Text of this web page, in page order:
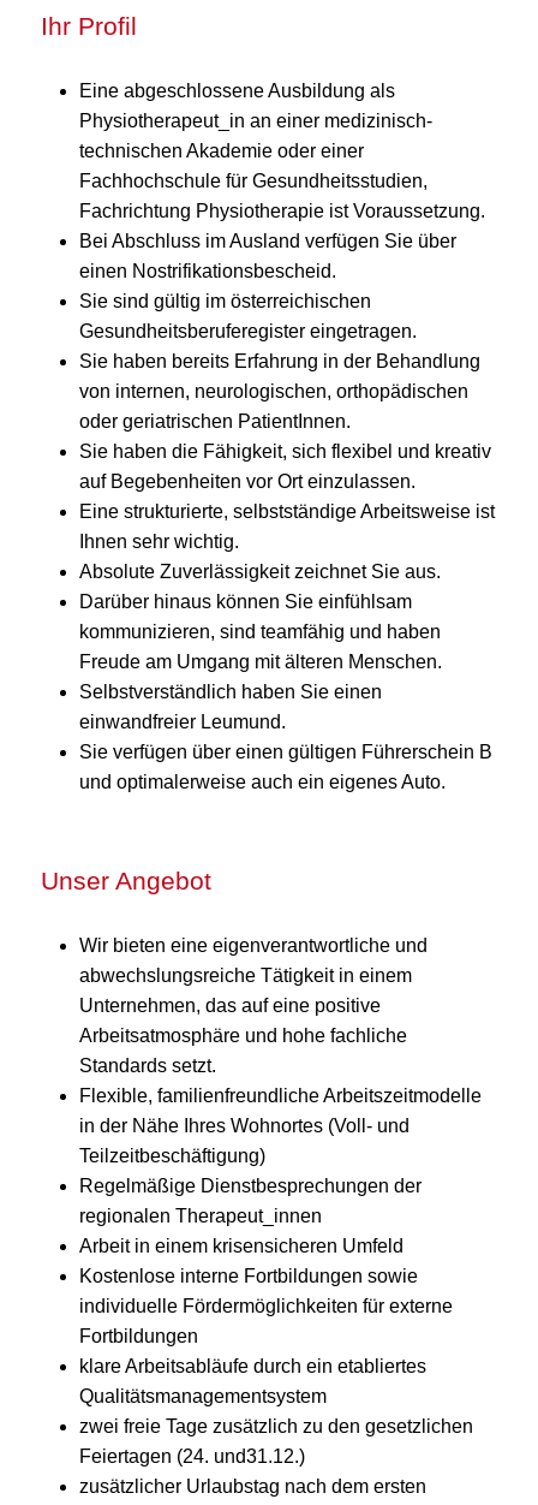
Ihr Profil
Eine abgeschlossene Ausbildung als
Physiotherapeut_in an einer medizinisch-
technischen Akademie oder einer
Fachhochschule für Gesundheitsstudien,
Fachrichtung Physiotherapie ist Voraussetzung.
Bei Abschluss im Ausland verfügen Sie über
einen Nostrifikationsbescheid.
Sie sind gültig im österreichischen
Gesundheitsberuferegister eingetragen.
Sie haben bereits Erfahrung in der Behandlung
von internen, neurologischen, orthopädischen
oder geriatrischen PatientInnen.
Sie haben die Fähigkeit, sich flexibel und kreativ
auf Begebenheiten vor Ort einzulassen.
Eine strukturierte, selbstständige Arbeitsweise ist
Ihnen sehr wichtig.
Absolute Zuverlässigkeit zeichnet Sie aus.
Darüber hinaus können Sie einfühlsam
kommunizieren, sind teamfähig und haben
Freude am Umgang mit älteren Menschen.
Selbstverständlich haben Sie einen
einwandfreier Leumund.
Sie verfügen über einen gültigen Führerschein B
und optimalerweise auch ein eigenes Auto.
Unser Angebot
Wir bieten eine eigenverantwortliche und
abwechslungsreiche Tätigkeit in einem
Unternehmen, das auf eine positive
Arbeitsatmosphäre und hohe fachliche
Standards setzt.
Flexible, familienfreundliche Arbeitszeitmodelle
in der Nähe Ihres Wohnortes (Voll- und
Teilzeitbeschäftigung)
Regelmäßige Dienstbesprechungen der
regionalen Therapeut_innen
Arbeit in einem krisensicheren Umfeld
Kostenlose interne Fortbildungen sowie
individuelle Fördermöglichkeiten für externe
Fortbildungen
klare Arbeitsabläufe durch ein etabliertes
Qualitätsmanagementsystem
zwei freie Tage zusätzlich zu den gesetzlichen
Feiertagen (24. und31.12.)
zusätzlicher Urlaubstag nach dem ersten